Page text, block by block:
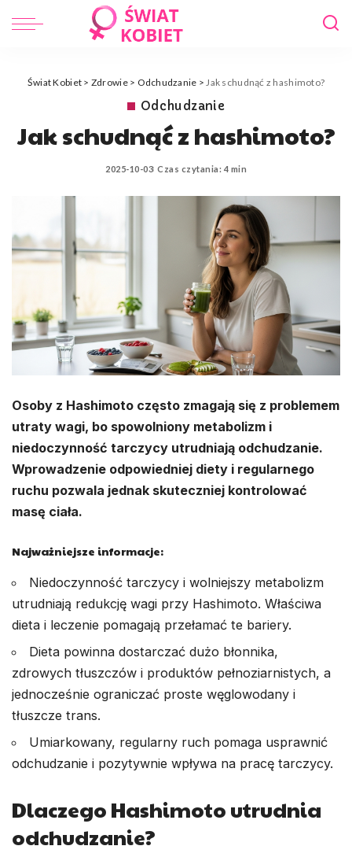
Świat Kobiet > Zdrowie> Odchudzanie >Jak schudnąć z hashimoto?
Odchudzanie
Jak schudnąć z hashimoto?
2025-10-03 Czas czytania: 4 min
Osoby z Hashimoto często zmagają się z problemem
utraty wagi, bo spowolniony metabolizm i
niedoczynność tarczycy utrudniają odchudzanie.
Wprowadzenie odpowiedniej diety i regularnego
ruchu pozwala jednak skuteczniej kontrolować
masę ciała.
Najważniejsze informacje:
Niedoczynność tarczycy i wolniejszy metabolizm
utrudniają redukcję wagi przy Hashimoto. Właściwa
dieta i leczenie pomagają przełamać te bariery.
Dieta powinna dostarczać dużo błonnika,
zdrowych tłuszczów i produktów pełnoziarnistych, a
jednocześnie ograniczać proste węglowodany i
tłuszcze trans.
Umiarkowany, regularny ruch pomaga usprawnić
odchudzanie i pozytywnie wpływa na pracę tarczycy.
Dlaczego Hashimoto utrudnia
odchudzanie?